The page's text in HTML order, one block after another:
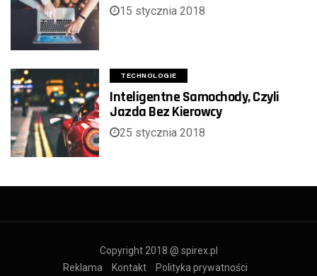
15 stycznia 2018
TECHNOLOGIE
Inteligentne Samochody, Czyli
Jazda Bez Kierowcy
25 stycznia 2018
Copyright 2018 @ spirex.pl
Reklama
Kontakt Polityka prywatności